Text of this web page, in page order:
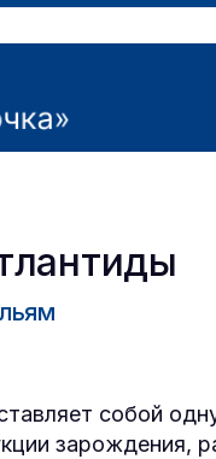
собой
зарождения,